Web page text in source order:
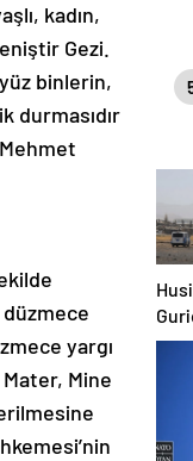
kadın,
Gezi.
binlerin,
durmasıdır
yargı
Mine